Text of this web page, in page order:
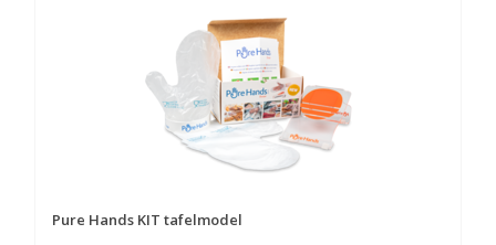
Pure Hands KIT tafelmodel